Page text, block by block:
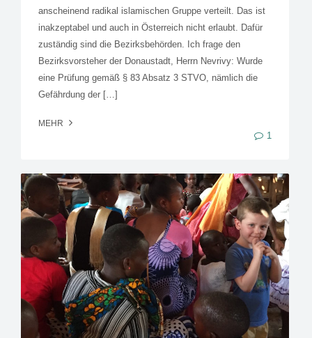
anscheinend radikal islamischen Gruppe verteilt. Das ist
inakzeptabel und auch in Österreich nicht erlaubt. Dafür
zuständig sind die Bezirksbehörden. Ich frage den
Bezirksvorsteher der Donaustadt, Herrn Nevrivy: Wurde
eine Prüfung gemäß § 83 Absatz 3 STVO, nämlich die
Gefährdung der […]
MEHR
1